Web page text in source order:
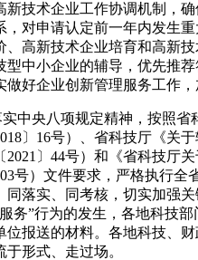
技术企业工作协调机制，
对申请认定前一年内发生
高新技术企业培育和高新
中小企业的辅导，优先推
好企业创新管理服务工作
中央八项规定精神，按照
〕 16号）、省科技厅《关
2021 〕 44号）和《省科技厅
号）文件要求，严格执行全
落实、同考核，切实加强
务”行为的发生，各地科技
报送的材料。各地科技、
形式、走过场。